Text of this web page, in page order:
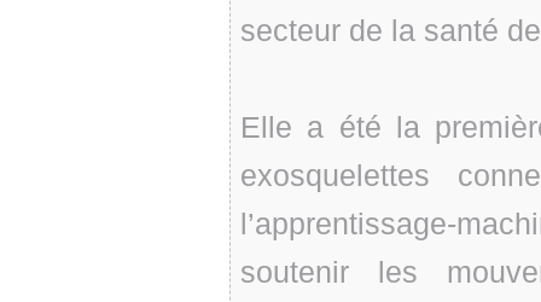
secteur de la santé
Elle a été la
exosquelettes
l’apprentissage-
soutenir les